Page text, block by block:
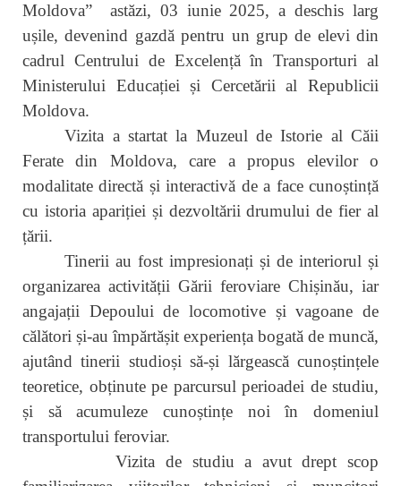
Moldova” astăzi, 03 iunie 2025, a deschis larg
ușile, devenind gazdă pentru un grup de elevi din
cadrul Centrului de Excelență în Transporturi al
Ministerului Educației și Cercetării al Republicii
Moldova.
Vizita a startat la Muzeul de Istorie al Căii
Ferate din Moldova, care a propus elevilor o
modalitate directă și interactivă de a face cunoștință
cu istoria apariției și dezvoltării drumului de fier al
țării.
Tinerii au fost impresionați și de interiorul și
organizarea activității Gării feroviare Chișinău, iar
angajații Depoului de locomotive și vagoane de
călători și-au împărtășit experiența bogată de muncă,
ajutând tinerii studioși să-și lărgească cunoștințele
teoretice, obținute pe parcursul perioadei de studiu,
și să acumuleze cunoștințe noi în domeniul
transportului feroviar.
Vizita de studiu a avut drept scop